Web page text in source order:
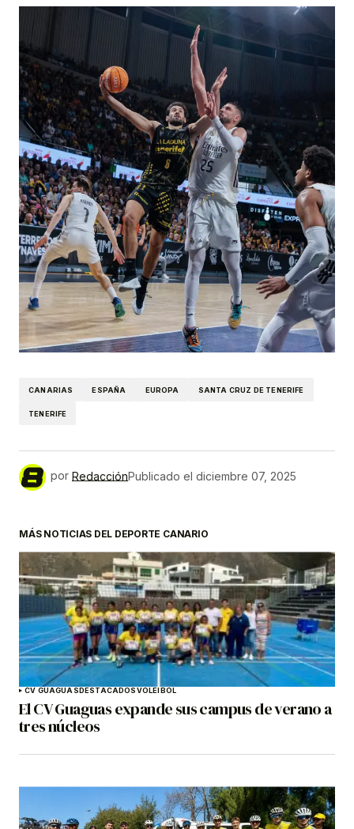
CANARIAS ESPAÑA EUROPA SANTA CRUZ DE TENERIFE
TENERIFE
por RedacciónPublicado el diciembre 07, 2025
MÁS NOTICIAS DEL DEPORTE CANARIO
CV GUAGUAS DESTACADOSVOLEIBOL
El CV Guaguas expande sus campus de verano a
tres núcleos